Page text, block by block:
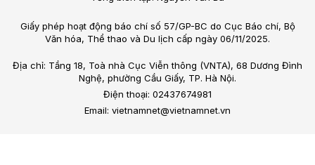
Giấy phép hoạt động báo chí số 57/GP-BC do Cục Báo chí, Bộ
Văn hóa, Thể thao và Du lịch cấp ngày 06/11/2025.
Địa chỉ: Tầng 18, Toà nhà Cục Viễn thông (VNTA), 68 Dương Đình
Nghệ, phường Cầu Giấy, TP. Hà Nội.
Điện thoại: 02437674981
Email: vietnamnet@vietnamnet.vn